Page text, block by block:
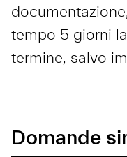
tempo 5 giorni
termine, salvo
Domande